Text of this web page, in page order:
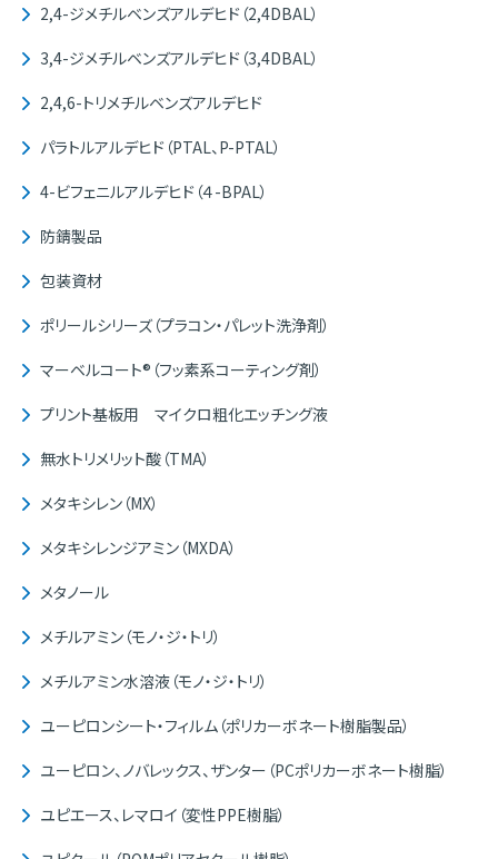
2,4-ジメチルベンズアルデヒド（2,4DBAL）
3,4-ジメチルベンズアルデヒド（3,4DBAL）
2,4,6-トリメチルベンズアルデヒド
パラトルアルデヒド（PTAL、P-PTAL）
4-ビフェニルアルデヒド（４-BPAL）
防錆製品
包装資材
ポリールシリーズ（プラコン・パレット洗浄剤）
マーベルコート®（フッ素系コーティング剤）
プリント基板用 マイクロ粗化エッチング液
無水トリメリット酸（TMA）
メタキシレン（MX）
メタキシレンジアミン（MXDA）
メタノール
メチルアミン（モノ・ジ・トリ）
メチルアミン水溶液（モノ・ジ・トリ）
ユーピロンシート・フィルム（ポリカーボネート樹脂製品）
ユーピロン、ノバレックス、ザンター（PCポリカーボネート樹脂）
ユピエース、レマロイ（変性PPE樹脂）